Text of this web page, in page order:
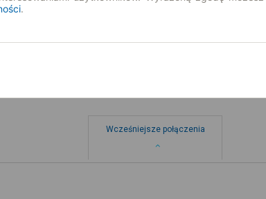
Wcześniejsze połączenia
.